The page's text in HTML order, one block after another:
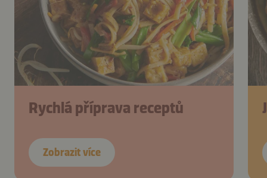
Rychlá příprava receptů
Zobrazit více